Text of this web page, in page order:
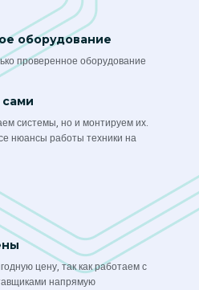
оборудование
проверенное оборудование
системы, но и монтируем их.
нюансы работы техники на
цену, так как работаем с
напрямую